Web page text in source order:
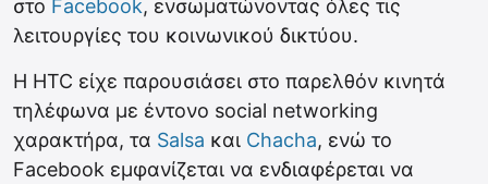
στο Facebook, ενσωματώνοντας όλες τις
λειτουργίες του κοινωνικού δικτύου.
Η HTC είχε παρουσιάσει στο παρελθόν κινητά
τηλέφωνα με έντονο social networking
χαρακτήρα, τα Salsa και Chacha, ενώ το
Facebook εμφανίζεται να ενδιαφέρεται να